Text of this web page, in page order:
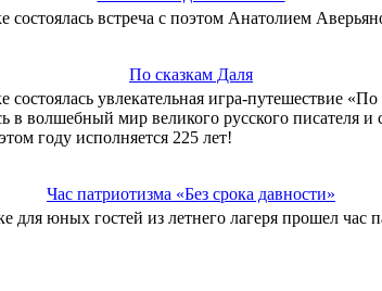
состоялась встреча с поэтом Анатолием
По сказкам Даля
состоялась увлекательная игра-путешествие
в волшебный мир великого русского писателя
году исполняется 225 лет!
Час патриотизма «Без срока давности»
для юных гостей из летнего лагеря прошел час